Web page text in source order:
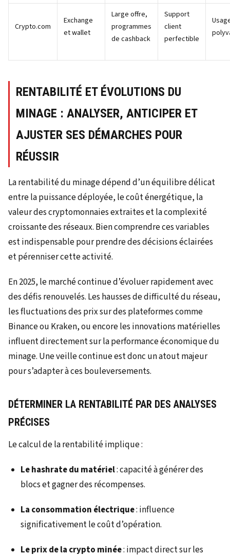
Crypto.com
Exchange
et wallet
Large offre,
programmes
de cashback
Support
client
perfectible
RENTABILITÉ ET ÉVOLUTIONS DU
MINAGE : ANALYSER, ANTICIPER ET
AJUSTER SES DÉMARCHES POUR
RÉUSSIR
La rentabilité du minage dépend d’un équilibre délicat
entre la puissance déployée, le coût énergétique, la
valeur des cryptomonnaies extraites et la complexité
croissante des réseaux. Bien comprendre ces variables
est indispensable pour prendre des décisions éclairées
et pérenniser cette activité.
En 2025, le marché continue d’évoluer rapidement avec
des défis renouvelés. Les hausses de difficulté du réseau,
les fluctuations des prix sur des plateformes comme
Binance ou Kraken, ou encore les innovations matérielles
influent directement sur la performance économique du
minage. Une veille continue est donc un atout majeur
pour s’adapter à ces bouleversements.
DÉTERMINER LA RENTABILITÉ PAR DES ANALYSES
PRÉCISES
Le calcul de la rentabilité implique :
Le hashrate du matériel: capacité à générer des
blocs et gagner des récompenses.
La consommation électrique: influence
significativement le coût d’opération.
Le prix de la crypto minée: impact direct sur les